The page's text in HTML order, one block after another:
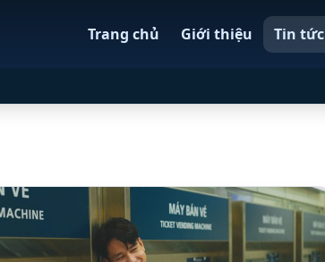
Trang chủ Giới thiệu Tin tức